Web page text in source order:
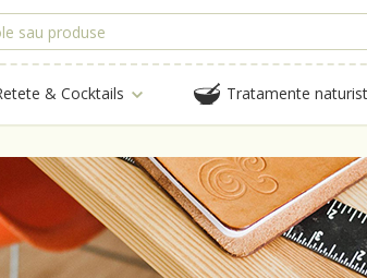
& Cocktails Tratamente